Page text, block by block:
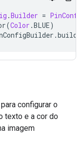
.Builder =
(Color .BLUE)
.build
configurar o
texto e a cor do
imagem